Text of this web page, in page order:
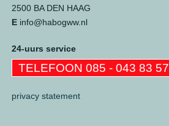
2500 BA DEN HAAG
Einfo@habogww.nl
24-uurs service
TELEFOON 085 - 043 83 57
privacy statement